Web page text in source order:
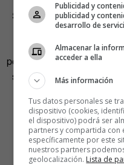
Sarahah, que en árabe
sobre ese principio
usuarios. Sin
popularizarse fuera de
se registraron
Publicidad y
publicidad y
desarrollo de
Almacenar la
acceder a ella
Más información
Tus datos personales se
dispositivo (cookies,
el dispositivo) podrá ser
partners y compartida con
específicamente por este
nuestros partners
geolocalización. Lista de